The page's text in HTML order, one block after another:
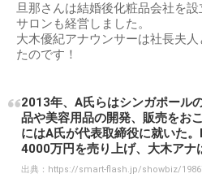
旦那さんは結婚後化粧品会社を
サロンも経営しました。
大木優紀アナウンサーは社長夫
たのです！
2013年、A氏らはシンガポール
品や美容用品の開発、販売をお
にはA氏が代表取締役に就いた
4000万円を売り上げ、大木アナ
出典： https://smart-flash.jp/showbiz/